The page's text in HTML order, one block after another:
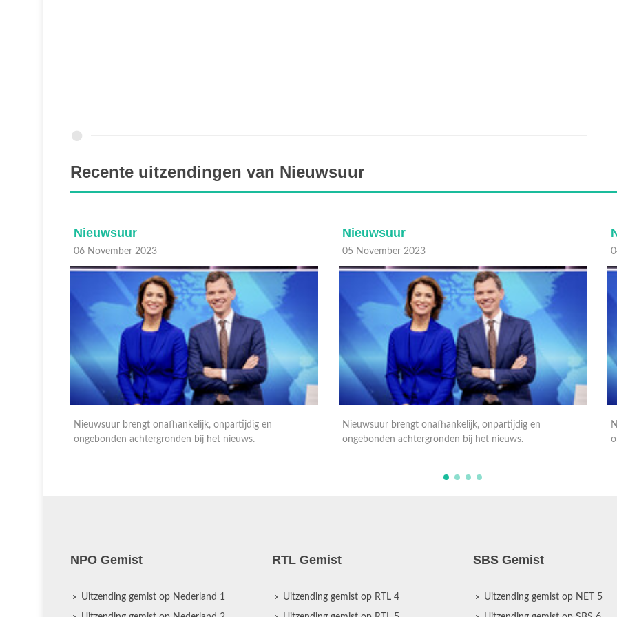
Recente uitzendingen van Nieuwsuur
Nieuwsuur
05 November 2023
Nieuwsuur brengt onafhankelijk, onpartijdig en
ongebonden achtergronden bij het nieuws.
Nieuwsuur
04 November 2023
Nieuwsuur brengt onafhankelijk, onpartijdig en
ongebonden achtergronden bij het nieuws.
NPO Gemist
Uitzending gemist op Nederland 1
RTL Gemist
Uitzending gemist op RTL 4
SBS Gemist
Uitzending gemist op NET 5